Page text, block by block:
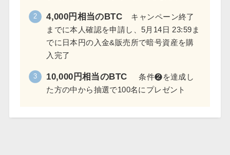
4,000円相当のBTC
キャンペーン終了
までに本人確認を申請し、5月14日 23:59ま
でに日本円の入金&販売所で暗号資産を購
入完了
10,000円相当のBTC
条件❷を達成し
た方の中から抽選で100名にプレゼント